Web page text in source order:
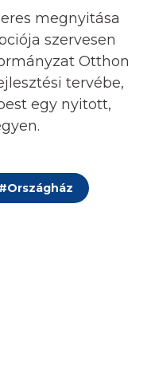
megnyitása
szervesen
Otthon
tervébe,
egy nyitott,
#Országház